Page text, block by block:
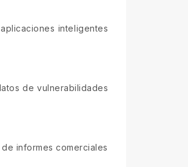
inteligentes
de vulnerabilidades
informes comerciales